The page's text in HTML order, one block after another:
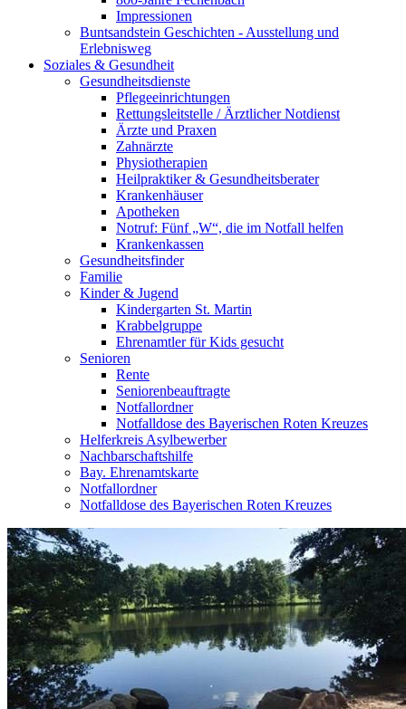
Impressionen
Buntsandstein Geschichten - Ausstellung und
Erlebnisweg
Soziales & Gesundheit
Gesundheitsdienste
Pflegeeinrichtungen
Rettungsleitstelle / Ärztlicher Notdienst
Ärzte und Praxen
Zahnärzte
Physiotherapien
Heilpraktiker & Gesundheitsberater
Krankenhäuser
Apotheken
Notruf: Fünf „W“, die im Notfall helfen
Krankenkassen
Gesundheitsfinder
Familie
Kinder & Jugend
Kindergarten St. Martin
Krabbelgruppe
Ehrenamtler für Kids gesucht
Senioren
Rente
Seniorenbeauftragte
Notfallordner
Notfalldose des Bayerischen Roten Kreuzes
Helferkreis Asylbewerber
Nachbarschaftshilfe
Bay. Ehrenamtskarte
Notfallordner
Notfalldose des Bayerischen Roten Kreuzes